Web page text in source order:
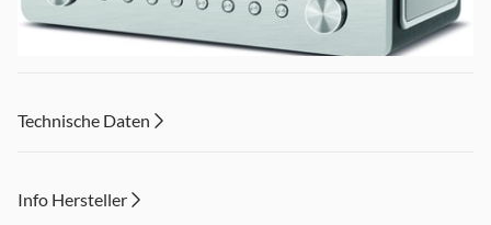
Technische Daten
Info Hersteller